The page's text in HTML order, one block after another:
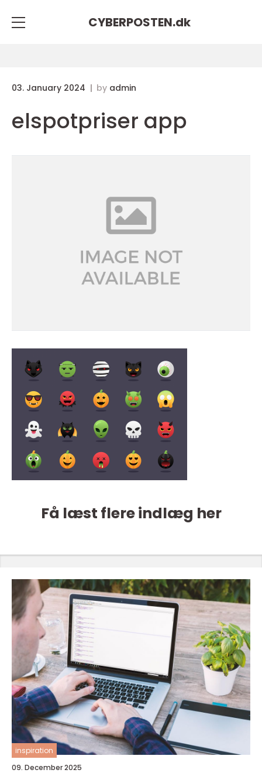
CYBERPOSTEN.dk
03. January 2024 by admin
elspotpriser app
Få læst flere indlæg her
inspiration
09. December 2025